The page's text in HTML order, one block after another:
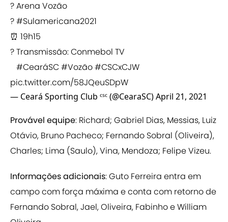
? Arena Vozão
?#Sulamericana2021
⏰ 19h15
? Transmissão: Conmebol TV
#CearáSC#Vozão#CSCxCJW
pic.twitter.com/58JQeuSDpW
— Ceará Sporting Club ᶜˢᶜ (@CearaSC)April 21, 2021
Provável equipe: Richard; Gabriel Dias, Messias, Luiz
Otávio, Bruno Pacheco; Fernando Sobral (Oliveira),
Charles; Lima (Saulo), Vina, Mendoza; Felipe Vizeu.
Informações adicionais: Guto Ferreira entra em
campo com força máxima e conta com retorno de
Fernando Sobral, Jael, Oliveira, Fabinho e William